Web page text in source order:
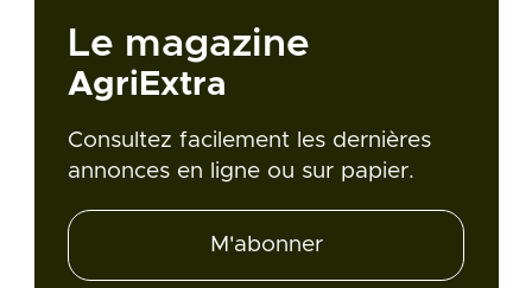
Le magazine
AgriExtra
Consultez facilement les dernières
annonces en ligne ou sur papier.
M'abonner